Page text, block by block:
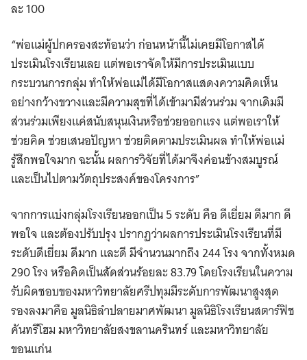
ละ 100
“พ่อแม่ผู้ปกครองสะท้อนว่า ก่อนหน้านี้ไม่เคยมีโอกาสได้
ประเมินโรงเรียนเลย แต่พอเราจัดให้มีการประเมินแบบ
กระบวนการกลุ่ม ทำให้พ่อแม่ได้มีโอกาสแสดงความคิดเห็น
อย่างกว้างขวางและมีความสุขที่ได้เข้ามามีส่วนร่วม จากเดิมมี
ส่วนร่วมเพียงแค่สนับสนุนเงินหรือช่วยออกแรง แต่พอเราให้
ช่วยคิด ช่วยเสนอปัญหา ช่วยติดตามประเมินผล ทำให้พ่อแม่
รู้สึกพอใจมาก ฉะนั้น ผลการวิจัยที่ได้มาจึงค่อนข้างสมบูรณ์
และเป็นไปตามวัตถุประสงค์ของโครงการ”
จากการแบ่งกลุ่มโรงเรียนออกเป็น 5 ระดับ คือ ดีเยี่ยม ดีมาก ดี
พอใจ และต้องปรับปรุง ปรากฏว่าผลการประเมินโรงเรียนที่มี
ระดับดีเยี่ยม ดีมาก และดี มีจำนวนมากถึง 244 โรง จากทั้งหมด
290 โรง หรือคิดเป็นสัดส่วนร้อยละ 83.79 โดยโรงเรียนในความ
รับผิดชอบของมหาวิทยาลัยศรีปทุมมีระดับการพัฒนาสูงสุด
รองลงมาคือ มูลนิธิลำปลายมาศพัฒนา มูลนิธิโรงเรียนสตาร์ฟิช
คันทรีโฮม มหาวิทยาลัยสงขลานครินทร์ และมหาวิทยาลัย
ขอนแก่น